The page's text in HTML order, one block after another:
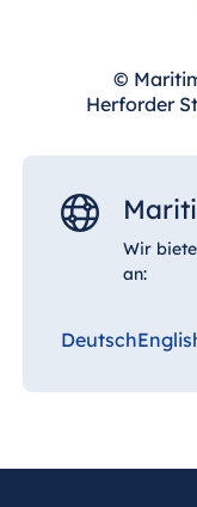
©
Herforder
Wir
an:
Deutsch